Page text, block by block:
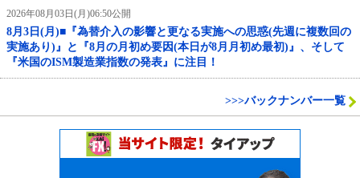
2026年08月03日(月)06:50公開
8月3日(月)■『為替介入の影響と更なる実施への思惑(先週に複数回の
実施あり)』と『8月の月初め要因(本日が8月月初め最初)』、そして
『米国のISM製造業指数の発表』に注目！
>>>バックナンバー一覧